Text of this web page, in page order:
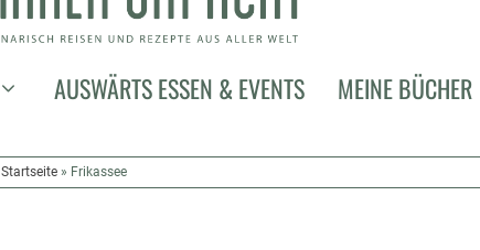
AUSWÄRTS ESSEN & EVENTS MEINE BÜCHER
Startseite » Frikassee